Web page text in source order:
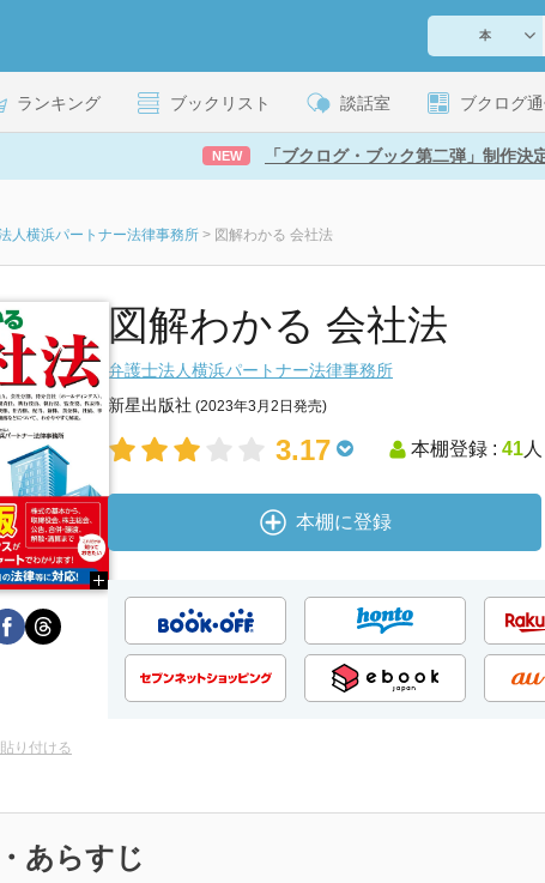
ランキング ブックリスト 談話室 ブクログ
NEW 「ブクログ・ブック第二弾」制作決
人横浜パートナー法律事務所 > 図解わかる 会社法
図解わかる 会社法
弁護士法人横浜パートナー法律事務所
新星出版社 (2023年3月2日発売)
3.17 本棚登録 : 41人
本棚に登録
り付ける
あらすじ